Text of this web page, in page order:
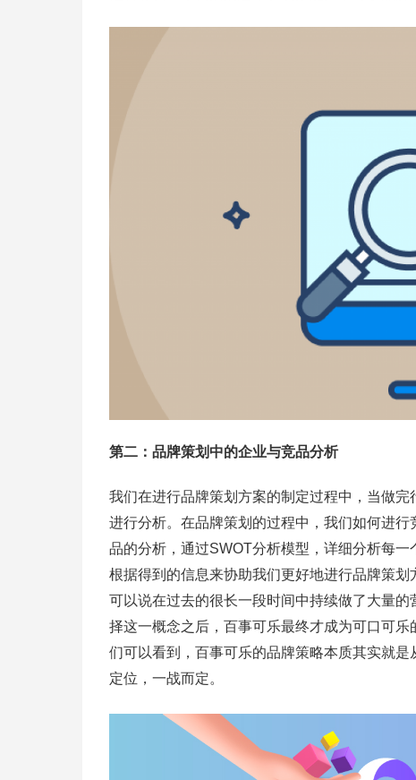
第二：品牌策划中的企业与竞品分析
我们在进行品牌策划方案的制定过程中，当做
进行分析。在品牌策划的过程中，我们如何进
品的分析，通过SWOT分析模型，详细分析每
根据得到的信息来协助我们更好地进行品牌策
可以说在过去的很长一段时间中持续做了大量
择这一概念之后，百事可乐最终才成为可口可
们可以看到，百事可乐的品牌策略本质其实就是
定位，一战而定。